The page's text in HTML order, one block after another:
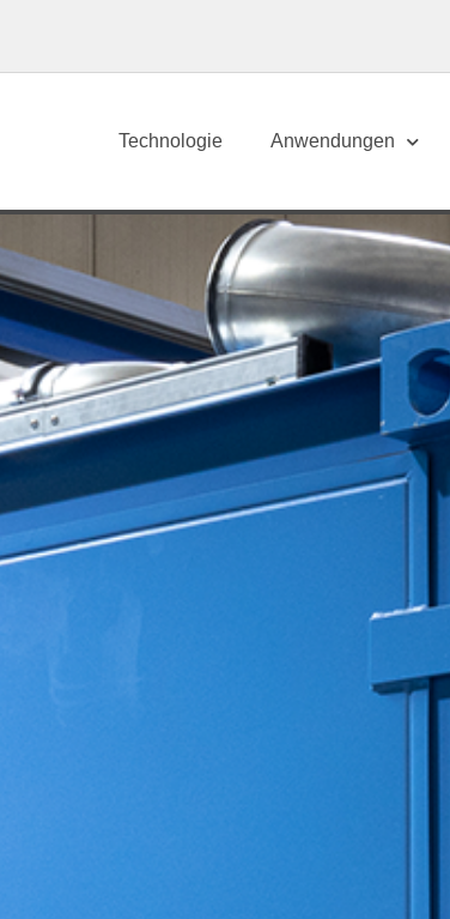
Technologie Anwendungen